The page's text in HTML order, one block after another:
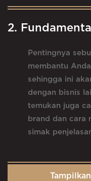
2.
Pentingnya
membantu
sehingga ini
dengan bisnis
temukan juga
brand dan cara
simak